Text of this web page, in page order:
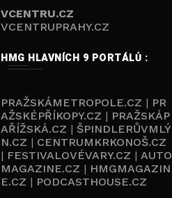
VCENTRU.CZ
VCENTRUPRAHY.CZ
HMG HLAVNÍCH 9 PORTÁLŮ :
PRAŽSKÁMETROPOLE.CZ | PR
AŽSKÉPŘÍKOPY.CZ | PRAŽSKÁP
AŘÍŽSKÁ.CZ | ŠPINDLERŮVMLÝ
N.CZ | CENTRUMKRKONOŠ.CZ
| FESTIVALOVÉVARY.CZ | AUTO
MAGAZINE.CZ | HMGMAGAZIN
E.CZ | PODCASTHOUSE.CZ